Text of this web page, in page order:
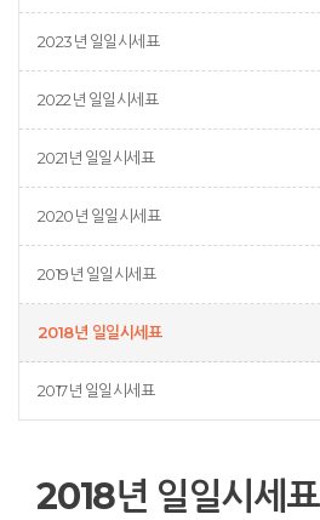
2023년 일일시세표
2022년 일일시세표
2021년 일일시세표
2020년 일일시세표
2019년 일일시세표
2018년 일일시세표
2017년 일일시세표
2018년 일일시세표